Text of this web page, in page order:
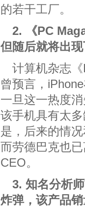
的若干工厂。
2. 《PC
但随后就将出
计算机杂志
曾预言，
一旦这一热度
该手机具有太
是，后来的情
而劳德巴克也
CEO。
3. 知名分析
炸弹，该产品